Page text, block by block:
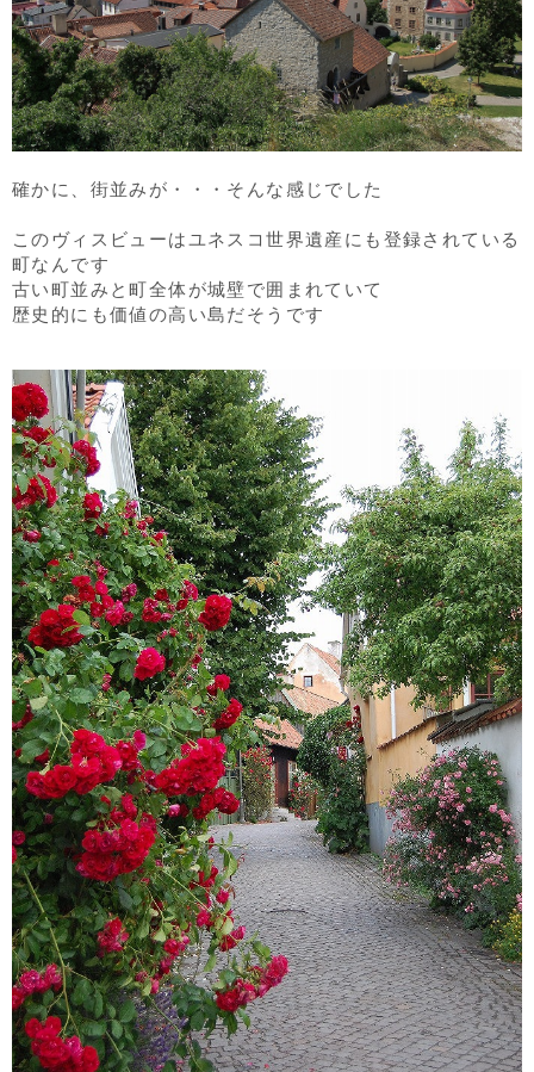
確かに、街並みが・・・そんな感じでした
このヴィスビューはユネスコ世界遺産にも登録されている
町なんです
古い町並みと町全体が城壁で囲まれていて
歴史的にも価値の高い島だそうです